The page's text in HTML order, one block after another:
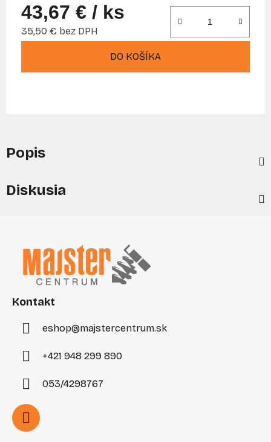
43,67 € / ks
35,50 € bez DPH
DO KOŠÍKA
Popis
Diskusia
Kontakt
eshop@majstercentrum.sk
+421 948 299 890
053/4298767